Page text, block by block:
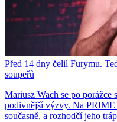
Před 14 dny čelil Furymu.
soupeřů
Mariusz Wach se po porážce
podivnější výzvy. Na PRIME
současně, a rozhodčí jeho